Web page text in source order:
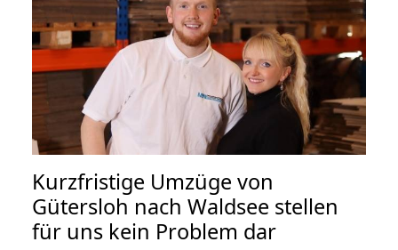
Kurzfristige Umzüge von
Gütersloh nach Waldsee stellen
für uns kein Problem dar